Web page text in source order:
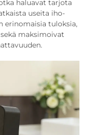
haluavat tarjota
useita iho-
erinomaisia tuloksia,
maksimoivat